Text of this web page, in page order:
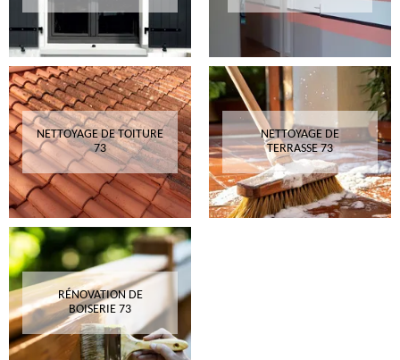
NETTOYAGE DE TOITURE
73
NETTOYAGE DE
TERRASSE 73
RÉNOVATION DE
BOISERIE 73